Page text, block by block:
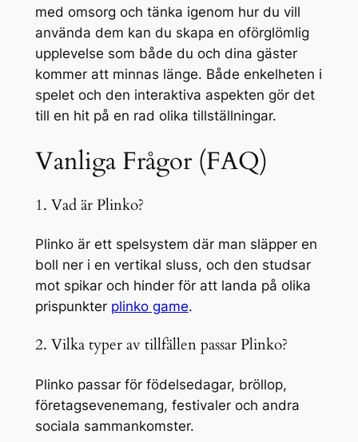
med omsorg och tänka igenom hur du vill
använda dem kan du skapa en oförglömlig
upplevelse som både du och dina gäster
kommer att minnas länge. Både enkelheten i
spelet och den interaktiva aspekten gör det
till en hit på en rad olika tillställningar.
Vanliga Frågor (FAQ)
1. Vad är Plinko?
Plinko är ett spelsystem där man släpper en
boll ner i en vertikal sluss, och den studsar
mot spikar och hinder för att landa på olika
prispunkter plinko game.
2. Vilka typer av tillfällen passar Plinko?
Plinko passar för födelsedagar, bröllop,
företagsevenemang, festivaler och andra
sociala sammankomster.